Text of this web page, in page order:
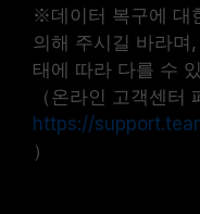
※데이터 복구에 대
의해 주시길 바라며
태에 따라 다를 수
（온라인 고객센터
https://
）